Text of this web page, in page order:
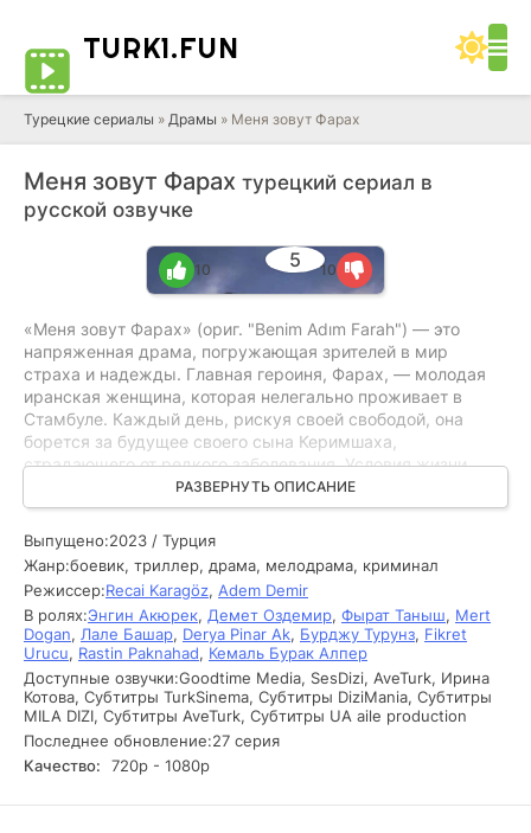
TURK1.FUN
Турецкие сериалы » Драмы » Меня зовут Фарах
Меня зовут Фарах турецкий сериал в
русской озвучке
5
10 10
«Меня зовут Фарах» (ориг. "Benim Adım Farah") — это
напряженная драма, погружающая зрителей в мир
страха и надежды. Главная героиня, Фарах, — молодая
иранская женщина, которая нелегально проживает в
Стамбуле. Каждый день, рискуя своей свободой, она
борется за будущее своего сына Керимшаха,
страдающего от редкого заболевания. Условия жизни
Фарах полны лишений, но ее решимость не ослабевает,
пока однажды она не становится свидетелем жестокого
преступления, совершенного мафией. Это событие
становится поворотным моментом, изменяющим не
только ее жизнь, но и судьбу всех, кто окажется
вовлеченным в эту опасную игру.
После того как Фарах стала свидетелем убийства, ей
угрожает смертельная опасность, и она вынуждена
бежать, скрываясь от преследователей. На ее пути
появляется Тахир Лекесиз, наемный убийца, которому
поручено устранить ее. Однако встреча с Фарах
пробуждает в Тахире сомнения и внутренние конфликты.
Он начинает осознавать, что его жизнь не может быть
лишь серией безжалостных решений. Постепенно между
РАЗВЕРНУТЬ ОПИСАНИЕ
Выпущено:2023 / Турция
Жанр:боевик, триллер, драма, мелодрама, криминал
Режиссер:Recai Karagöz, Adem Demir
В ролях:Энгин Акюрек, Демет Оздемир, Фырат Таныш, Mert
Dogan, Лале Башар, Derya Pinar Ak, Бурджу Турунз, Fikret
Urucu, Rastin Paknahad, Кемаль Бурак Алпер
Доступные озвучки:Goodtime Media, SesDizi, AveTurk, Ирина
Котова, Субтитры TurkSinema, Субтитры DiziMania, Субтитры
MILA DIZI, Субтитры AveTurk, Субтитры UA aile production
Последнее обновление:27 серия
Качество:
720р - 1080р